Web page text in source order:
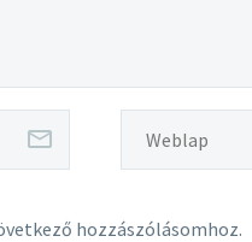
hozzászólásomhoz.